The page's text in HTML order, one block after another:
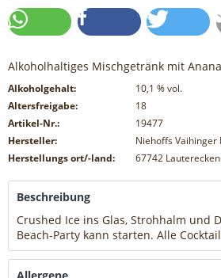
Alkoholhaltiges Mischgetränk mit
Alkoholgehalt: 10,1 % vol.
Altersfreigabe:
18
Artikel-Nr.:
19477
Hersteller:
Niehoffs Vaihinger
Herstellungs ort/-land:
67742
Beschreibung
Crushed Ice ins Glas, Strohhalm und
Beach-Party kann starten. Alle